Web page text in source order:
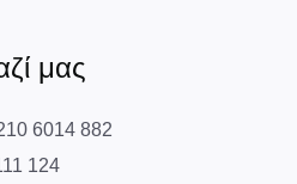
μας
6014 882
124